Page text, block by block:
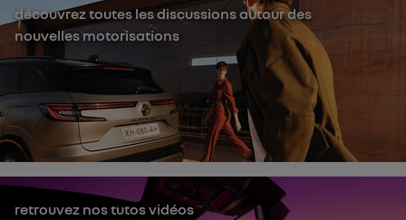
découvrez toutes les discussions autour des
nouvelles motorisations
retrouvez nos tutos vidéos